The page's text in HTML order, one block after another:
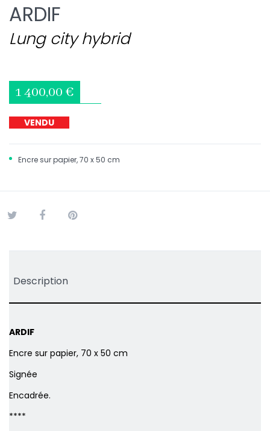
ARDIF
Lung city hybrid
1 400,00 €
VENDU
Encresur papier, 70 x 50 cm
Description
ARDIF
Encre sur papier, 70 x 50 cm
Signée
Encadrée.
****